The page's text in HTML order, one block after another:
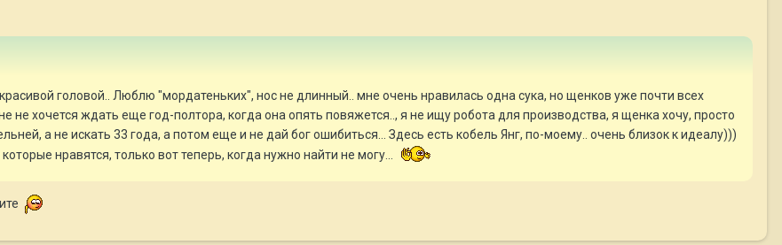
головой.. Люблю "мордатеньких", нос не длинный.. мне очень нравилась одна сука, но щенков уже почти всех
не хочется ждать еще год-полтора, когда она опять повяжется.., я не ищу робота для производства, я щенка хочу, просто
а не искать 33 года, а потом еще и не дай бог ошибиться... Здесь есть кобель Янг, по-моему.. очень близок к идеалу)))
нравятся, только вот теперь, когда нужно найти не могу...